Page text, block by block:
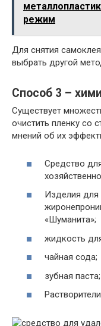
режим
Для снятия
выбрать другой
Способ 3 –
Существует
очистить пленку со
мнений об их
Средство
Изделия для
«Шуманита»;
жидкость
чайная сода;
зубная паста;